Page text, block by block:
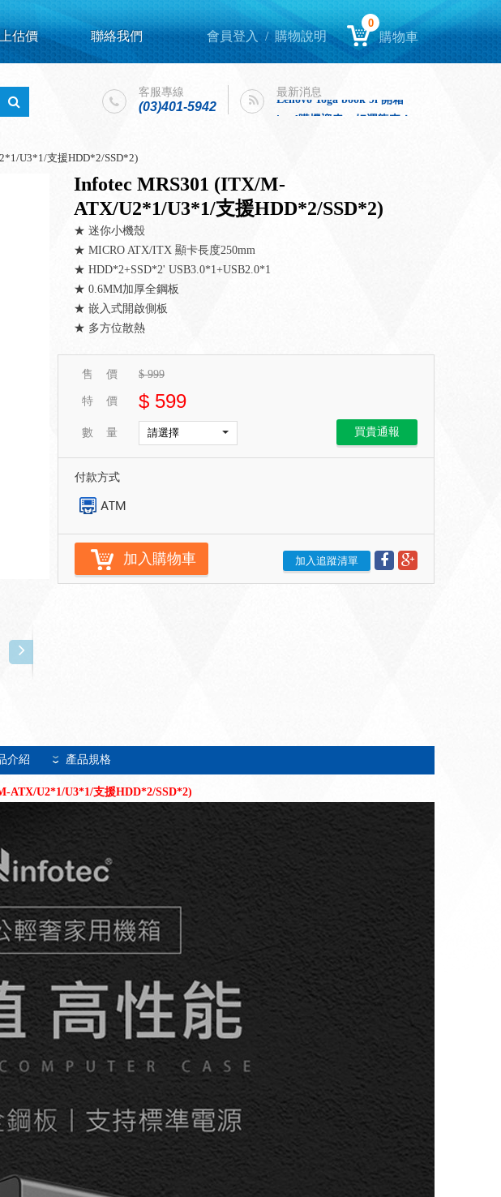
估價 聯絡我們 會員登入 /購物說明
0
購物車
客服專線
(03)401-5942
最新消息
Lenovo Yoga book 9i 開箱
Lenovo Yoga book 9i 開箱
intel購機迎春，好運龍來！
U3*1/支援HDD*2/SSD*2)
Infotec MRS301 (ITX/M-
ATX/U2*1/U3*1/支援HDD*2/SSD*2)
★ 迷你小機殼
★ MICRO ATX/ITX 顯卡長度250mm
★ HDD*2+SSD*2' USB3.0*1+USB2.0*1
★ 0.6MM加厚全鋼板
★ 嵌入式開啟側板
★ 多方位散熱
售 價 $999
特 價 $ 599
數 量 買貴通報
付款方式
加入購物車 加入追蹤清單
介紹 產品規格
ATX/U2*1/U3*1/支援HDD*2/SSD*2)